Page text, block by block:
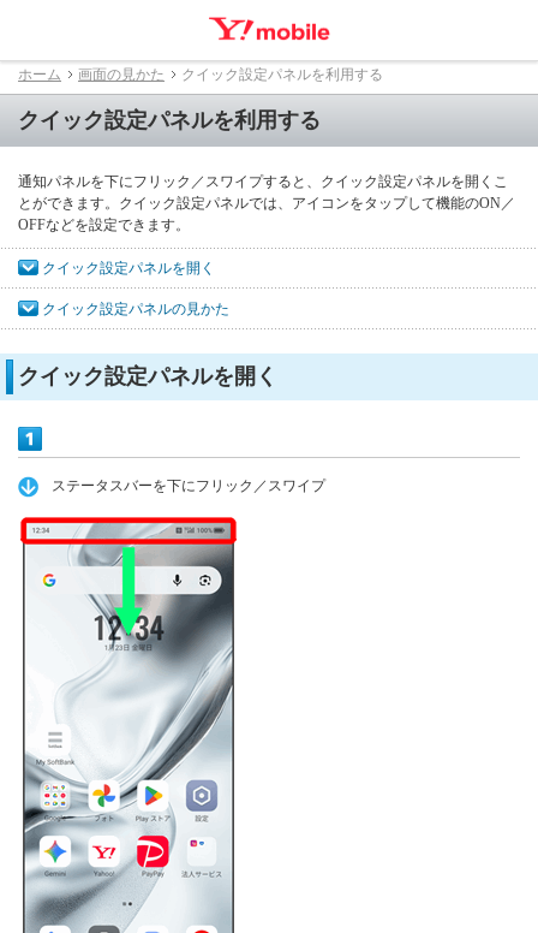
ホーム 画面の見かた クイック設定パネルを利用する
クイック設定パネルを利用する
通知パネルを下にフリック／スワイプすると、クイック設定パネルを開くこ
とができます。クイック設定パネルでは、アイコンをタップして機能のON／
OFFなどを設定できます。
クイック設定パネルを開く
クイック設定パネルの見かた
クイック設定パネルを開く
ステータスバーを下にフリック／スワイプ